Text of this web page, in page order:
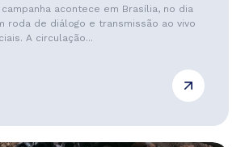
acontece em Brasília, no dia
roda de diálogo e transmissão ao vivo
A circulação...